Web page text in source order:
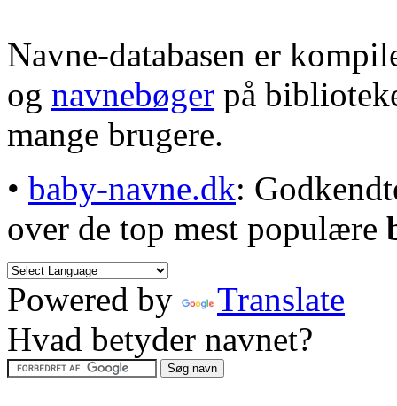
Navne-databasen er
og navnebøger på
mange brugere.
• baby-navne.dk:
over de top mest populære
Powered by
Translate
Hvad betyder navnet?